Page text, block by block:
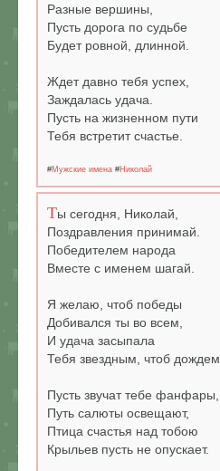
Разные вершины,
Пусть дорога по судьбе
Будет ровной, длинной.
Ждет давно тебя успех,
Заждалась удача.
Пусть на жизненном пути
Тебя встретит счастье.
#Мужские имена #Николай
Ты сегодня, Николай,
Поздравления принимай.
Победителем народа
Вместе с именем шагай.
Я желаю, чтоб победы
Добивался ты во всем,
И удача засыпала
Тебя звездным, чтоб дождем.
Пусть звучат тебе фанфары,
Путь салюты освещают,
Птица счастья над тобою
Крыльев пусть не опускает.